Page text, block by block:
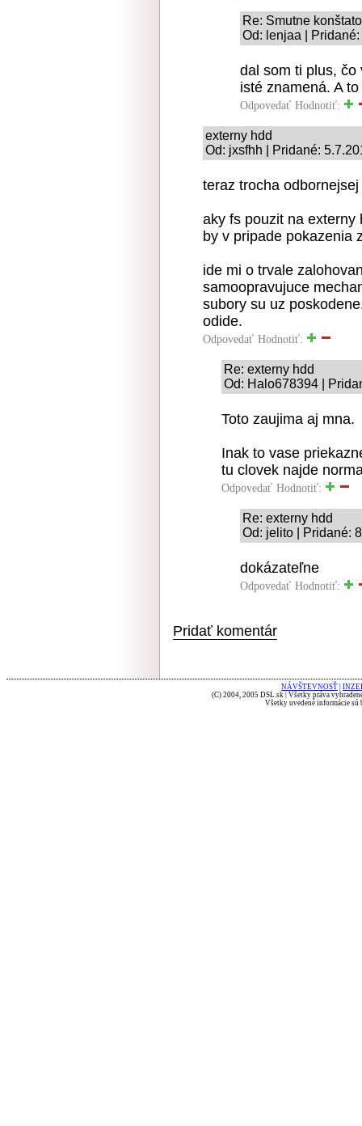
Re: Smutne
Od: lenjaa |
dal som ti plus, čo
isté znamená. A
Odpovedať Hodnotiť:
externy hdd
Od: jxsfhh | Pridané:
teraz trocha
aky fs pouzit na externy
by v pripade pokazenia
ide mi o trvale
samoopravujuce
subory su uz
odide.
Odpovedať Hodnotiť:
Re: externy hdd
Od: Halo678394 |
Toto zaujima aj mna.
Inak to vase
tu clovek najde
Odpovedať Hodnotiť:
Re: externy hdd
Od: jelito | Pridané:
dokázateľne
Odpovedať Hodnotiť:
Pridať komentár
NÁVŠTEVNOSŤ
(C) 2004, 2005 DSL.sk | Všetky práva
Všetky uvedené informácie sú